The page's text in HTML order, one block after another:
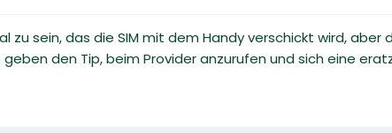
zu sein, das die SIM mit dem Handy verschickt wird,
den Tip, beim Provider anzurufen und sich eine